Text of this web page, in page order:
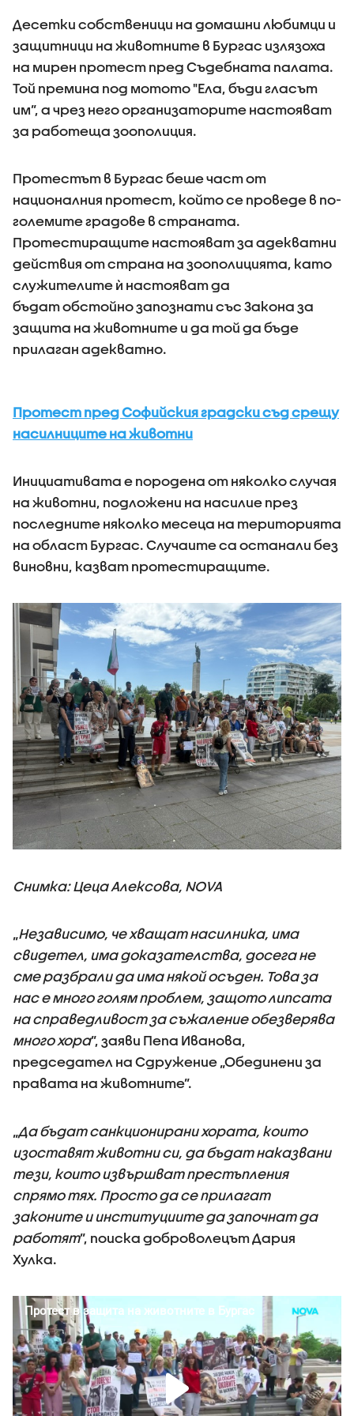
Десетки собственици на домашни любимци и
защитници на животните в Бургас излязоха
на мирен протест пред Съдебната палата.
Той премина под мотото "Ела, бъди гласът
им”, а чрез него организаторите настояват
за работеща зоополиция.
Протестът в Бургас беше част от
националния протест, който се проведе в по-
големите градове в страната.
Протестиращите настояват за адекватни
действия от страна на зоополицията, като
служителите ѝ настояват да
бъдат обстойно запознати със Закона за
защита на животните и да той да бъде
прилаган адекватно.
Протест пред Софийския градски съд срещу
насилниците на животни
Инициативата е породена от няколко случая
на животни, подложени на насилие през
последните няколко месеца на територията
на област Бургас. Случаите са останали без
виновни, казват протестиращите.
Снимка: Цеца Алексова, NOVA
„Независимо, че хващат насилника, има
свидетел, има доказателства, досега не
сме разбрали да има някой осъден. Това за
нас е много голям проблем, защото липсата
на справедливост за съжаление обезверява
много хора”, заяви Пепа Иванова,
председател на Сдружение „Обединени за
правата на животните”.
„Да бъдат санкционирани хората, които
изоставят животни си, да бъдат наказвани
тези, които извършват престъпления
спрямо тях. Просто да се прилагат
законите и институциите да започнат да
работят”, поиска доброволецът Дария
Хулка.